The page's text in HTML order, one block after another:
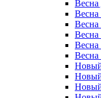
Весна
Весна
Весна
Весна
Новый
Новый